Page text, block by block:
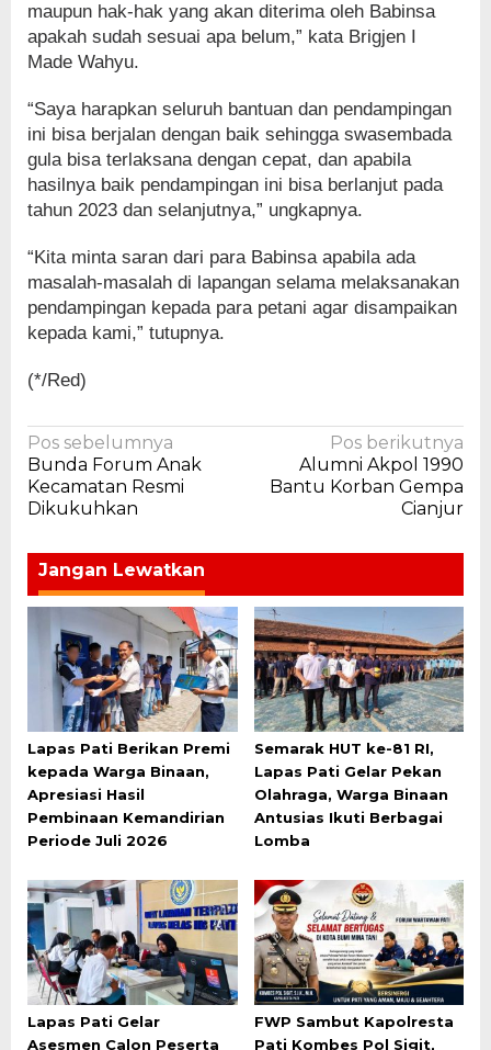
maupun hak-hak yang akan diterima oleh Babinsa
apakah sudah sesuai apa belum,” kata Brigjen I
Made Wahyu.
“Saya harapkan seluruh bantuan dan pendampingan
ini bisa berjalan dengan baik sehingga swasembada
gula bisa terlaksana dengan cepat, dan apabila
hasilnya baik pendampingan ini bisa berlanjut pada
tahun 2023 dan selanjutnya,” ungkapnya.
“Kita minta saran dari para Babinsa apabila ada
masalah-masalah di lapangan selama melaksanakan
pendampingan kepada para petani agar disampaikan
kepada kami,” tutupnya.
(*/Red)
Navigasi
pos
Pos sebelumnya
Bunda Forum Anak
Kecamatan Resmi
Dikukuhkan
Pos berikutnya
Alumni Akpol 1990
Bantu Korban Gempa
Cianjur
Jangan Lewatkan
Lapas Pati Berikan Premi
kepada Warga Binaan,
Apresiasi Hasil
Pembinaan Kemandirian
Periode Juli 2026
Semarak HUT ke-81 RI,
Lapas Pati Gelar Pekan
Olahraga, Warga Binaan
Antusias Ikuti Berbagai
Lomba
Lapas Pati Gelar
Asesmen Calon Peserta
FWP Sambut Kapolresta
Pati Kombes Pol Sigit,